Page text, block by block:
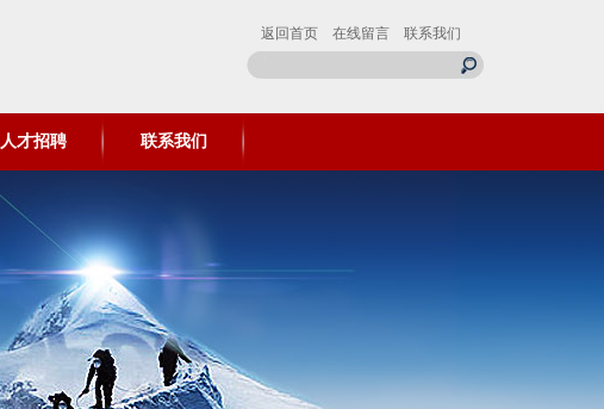
返回首页 在线留言 联系我们
人才招聘 联系我们